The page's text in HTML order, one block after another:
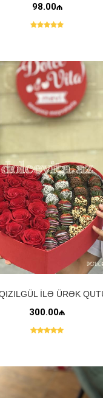
98.00₼
ILƏ ÜRƏK
300.00₼